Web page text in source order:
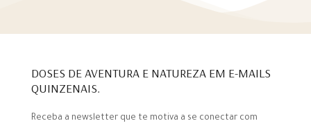
DOSES DE AVENTURA E NATUREZA EM E-MAILS
QUINZENAIS.
Receba a newsletter que te motiva a se conectar com